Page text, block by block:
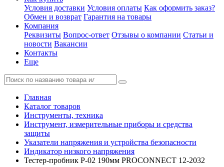
Условия доставки Условия оплаты Как оформить заказ?
Обмен и возврат Гарантия на товары
Компания
Реквизиты Вопрос-ответ Отзывы о компании Статьи и
новости Вакансии
Контакты
Еще
Главная
Каталог товаров
Инструменты, техника
Инструмент, измерительные приборы и средства
защиты
Указатели напряжения и устройства безопасности
Индикатор низкого напряжения
Тестер-пробник P-02 190мм PROCONNECT 12-2032